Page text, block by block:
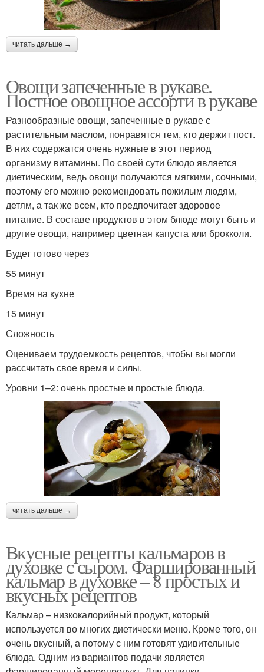
читать дальше →
Овощи запеченные в рукаве.
Постное овощное ассорти в рукаве
Разнообразные овощи, запеченные в рукаве с
растительным маслом, понравятся тем, кто держит пост.
В них содержатся очень нужные в этот период
организму витамины. По своей сути блюдо является
диетическим, ведь овощи получаются мягкими, сочными,
поэтому его можно рекомендовать пожилым людям,
детям, а так же всем, кто предпочитает здоровое
питание. В составе продуктов в этом блюде могут быть и
другие овощи, например цветная капуста или брокколи.
Будет готово через
55 минут
Время на кухне
15 минут
Сложность
Оцениваем трудоемкость рецептов, чтобы вы могли
рассчитать свое время и силы.
Уровни 1–2: очень простые и простые блюда.
читать дальше →
Вкусные рецепты кальмаров в
духовке с сыром. Фаршированный
кальмар в духовке – 8 простых и
вкусных рецептов
Кальмар – низкокалорийный продукт, который
используется во многих диетически меню. Кроме того, он
очень вкусный, а потому с ним готовят удивительные
блюда. Одним из вариантов подачи является